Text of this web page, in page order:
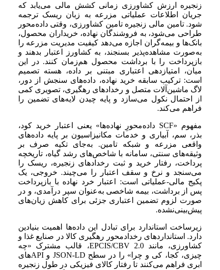
زنجیره ارزش کشاورزی زمانی کشش مالی می‌یابد که
جریان اطلاعات عملیاتی مزرعه به زبان ریسک ترجمه
شود. تامین مالی زنجیره تامین کشاورزی، وقتی داده‌محور
طراحی می‌شود، به فروشندگان نهاده، خریداران محصول،
بانک‌ها و بیمه‌گران اجازه می‌دهد کیفیت مدیریت مزرعه را
به‌صورت مشاهده‌پذیر بسنجند، به کشاورز اعتبار بدهند و
بازپرداخت را با برداشت محصول هم‌زمان کنند. در این
میان، امتیازدهی اعتباری مبتنی بر داده، هسته تصمیم
است: ترکیب سابقه خرید نهاده، داده‌های سنجش از دور،
لاگ ماشین‌آلات متصل و رخدادهای رهگیری، تصویری کمی
از احتمال نکول می‌سازد و پایه چیدن لایه‌های تضمین را
فراهم می‌کند.
مفهوم «SCF داده‌محورِ نهاده‌ها» یعنی اعتبار خرید کود،
بذر، سم، آبیاری و خدمات مکانیزاسیون بر پایه داده‌های
واقعی مزرعه و شبکه تامین. به‌جای تکیه صرف بر
وثیقه‌های سنتی، سامانه با شاخص‌های رشد گیاه، تاریخچه
پرداخت، رفتار خرید و ثبت رخدادهای زنجیره، ریسک را
می‌سنجد و نرخ و سقف اعتبار را می‌چیند. خروجی، یک
پکیج مالی-عملیاتی است: اعتبار خرد نهاده با بازپرداخت
پس از برداشت، بیمه شاخصی به‌عنوان سپر درآمدی، و در
صورت لزوم تضمین اعتباری جزئی برای کاهش زیان‌های
پیش‌بینی‌نشده.
زیرساخت استاندارد برای تبادل این داده‌ها اهمیت بنیادین
دارد. استانداردهای رخدادمحور رهگیری کالا در صنایع غذا و
کشاورزی، مانند EPCIS/CBV 2.0، قالب مشترک «چه
چیزی، کجا، کی و چرا» را در سطح JSON-LD و APIهای
ابری فراهم می‌کنند تا رفتار کالای فیزیکی در طول زنجیره